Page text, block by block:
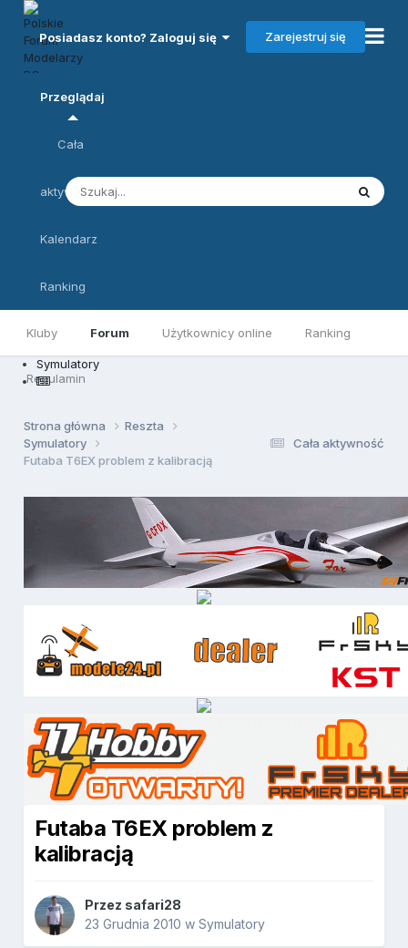
Posiadasz konto? Zaloguj się Zarejestruj się
Przeglądaj
Kluby Forum Użytkownicy online Ranking
Regulamin
Cała
aktywność
Kalendarz
Ranking
Symulatory
Cała aktywność
Strona główna
Reszta
Symulatory
Futaba T6EX problem z kalibracją
Futaba T6EX problem z
kalibracją
Przez safari28
23 Grudnia 2010 wSymulatory